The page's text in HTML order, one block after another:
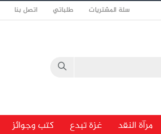
سلة المشتريات طلباتي اتصل بنا
مرآة النقد غزة تبدع كتب وجوائز